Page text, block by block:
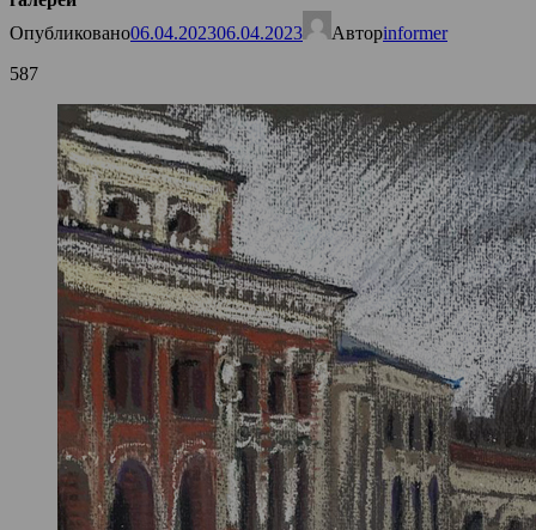
Опубликовано06.04.202306.04.2023 Авторinformer
587